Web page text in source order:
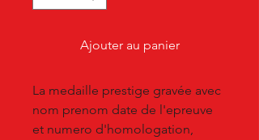
Ajouter au panier
La medaille prestige gravée avec
nom prenom date de l'epreuve
et numero d'homologation,